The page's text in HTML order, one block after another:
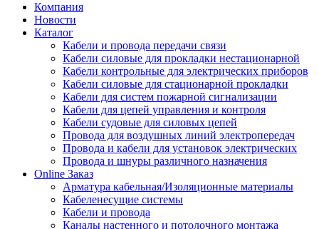
Компания
Новости
Каталог
Кабели и провода передачи связи
Кабели силовые для прокладки нестационарной
Кабели контрольные для электрических приборов
Кабели силовые для стационарной прокладки
Кабели для систем пожарной сигнализации
Кабели для цепей управления и контроля
Кабели судовые для силовых цепей
Провода для воздушных линий электропередач
Провода и кабели для установок электрических
Провода и шнуры различного назначения
Online Заказ
Арматура кабельная/Изоляционные материалы
Кабеленесущие системы
Кабели и провода
Каналы настенного и потолочного монтажа